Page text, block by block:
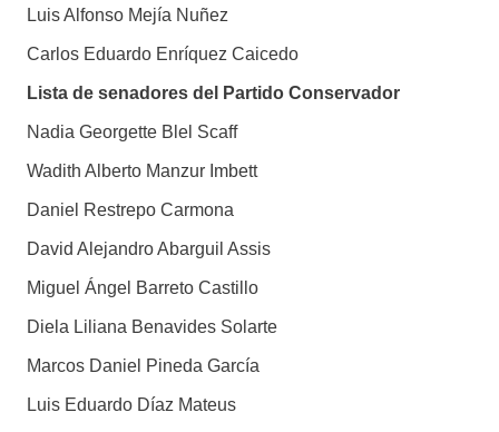
Luis Alfonso Mejía Nuñez
Carlos Eduardo Enríquez Caicedo
Lista de senadores del Partido Conservador
Nadia Georgette Blel Scaff
Wadith Alberto Manzur Imbett
Daniel Restrepo Carmona
David Alejandro Abarguil Assis
Miguel Ángel Barreto Castillo
Diela Liliana Benavides Solarte
Marcos Daniel Pineda García
Luis Eduardo Díaz Mateus